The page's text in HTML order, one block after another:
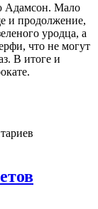
Адамсон. Мало
и продолжение,
уродца, а
что не могут
В итоге и